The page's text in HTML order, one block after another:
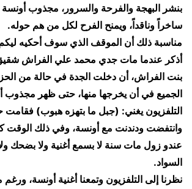
بنشر البهجة والفرحة والسرور، مجذوب
ساخراً وناقداً، ويمنح الفرح لكل من هم حوله.
​مناسبة ذلك أن الموقف الذي سوف أحكيه
​أذكر عندما مات جدي محمد علي الفراش
بنت الفراش، أن دخلت الجدة في حالة من
الجميع في أن يخرجها منها، حتى ظهر مجذوب
التلفزيون يغني: (جبل ما بتهزه هبوب) فقامت
وانتفضت ودندنت مع أونسة، وفي ذلك الوقت
عندو زول مات سنة لا بسمع أغنية ولا بضحك
السواد.
​نظرنا إلى التلفزيون وتمعنا أغنية أونسة،